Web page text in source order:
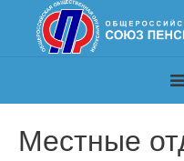
Местные